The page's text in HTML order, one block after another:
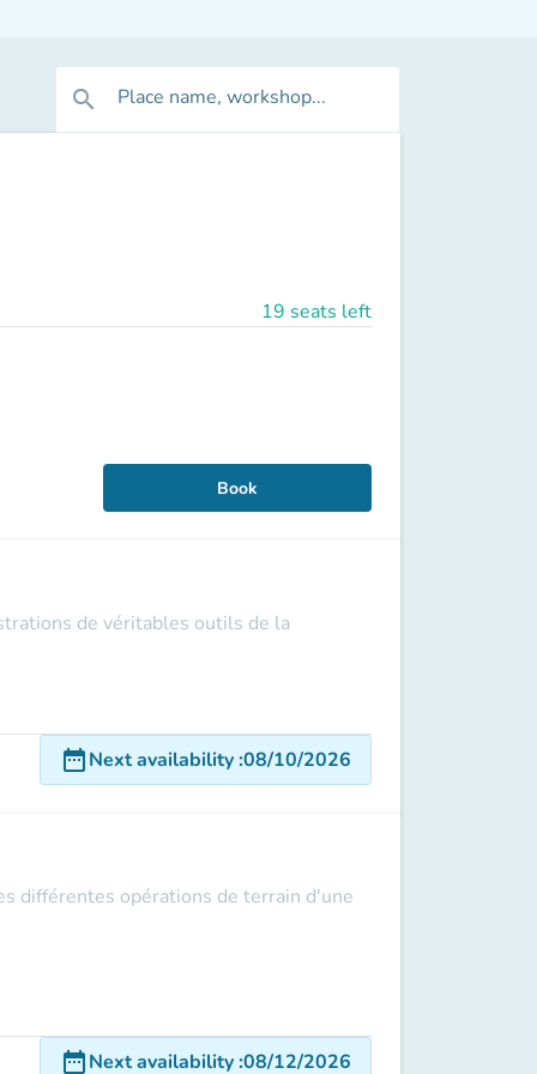
search Place name, workshop...
19 seats left
Book
de véritables outils de la
date_rangeNext availability:08/10/2026
différentes opérations de terrain d'une
date_rangeNext availability:08/12/2026